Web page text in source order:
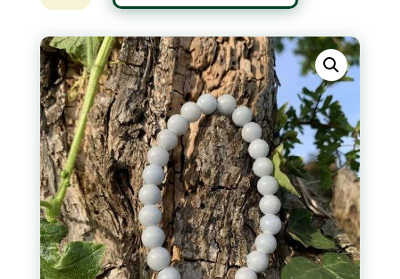
Bracelet
Angélite
t
e
r
n
a
t
i
v
e
: